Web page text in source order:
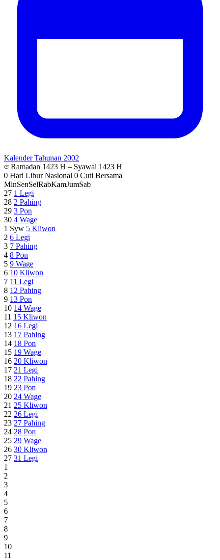
Kalender Tahunan 2002
Ramadan 1423 H – Syawal 1423 H
0 Hari Libur Nasional 0 Cuti Bersama
MinSenSelRabKamJumSab
27 1 Legi
28 2 Pahing
29 3 Pon
30 4 Wage
1 Syw 5 Kliwon
2 6 Legi
3 7 Pahing
4 8 Pon
5 9 Wage
6 10 Kliwon
7 11 Legi
8 12 Pahing
9 13 Pon
10 14 Wage
11 15 Kliwon
12 16 Legi
13 17 Pahing
14 18 Pon
15 19 Wage
16 20 Kliwon
17 21 Legi
18 22 Pahing
19 23 Pon
20 24 Wage
21 25 Kliwon
22 26 Legi
23 27 Pahing
24 28 Pon
25 29 Wage
26 30 Kliwon
27 31 Legi
1
2
3
4
5
6
7
8
9
10
11